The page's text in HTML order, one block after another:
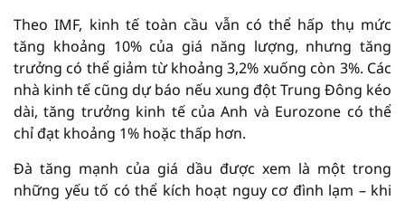
Theo IMF, kinh tế toàn cầu vẫn có thể hấp thụ mức
tăng khoảng 10% của giá năng lượng, nhưng tăng
trưởng có thể giảm từ khoảng 3,2% xuống còn 3%. Các
nhà kinh tế cũng dự báo nếu xung đột Trung Đông kéo
dài, tăng trưởng kinh tế của Anh và Eurozone có thể
chỉ đạt khoảng 1% hoặc thấp hơn.
Đà tăng mạnh của giá dầu được xem là một trong
những yếu tố có thể kích hoạt nguy cơ đình lạm – khi